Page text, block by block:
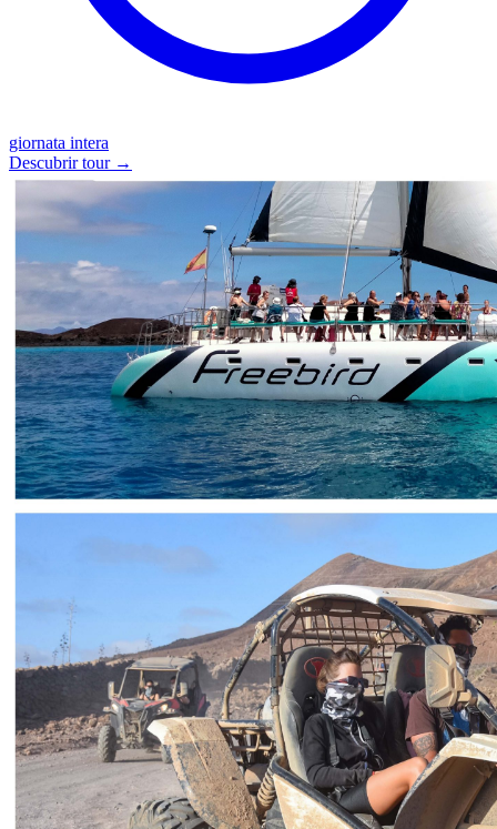
giornata intera
Descubrir tour →